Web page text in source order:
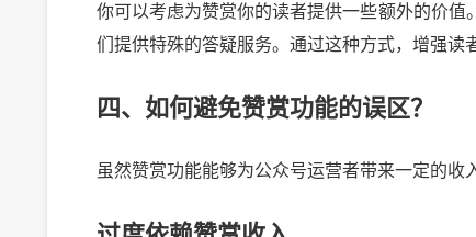
你可以考虑为赞赏你的读者提供一些额外的价
们提供特殊的答疑服务。通过这种方式，增强读
四、如何避免赞赏功能的误区？
虽然赞赏功能能够为公众号运营者带来一定的收